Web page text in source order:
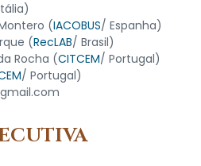
(IACOBUS/ Espanha)
(RecLAB/ Brasil)
Rocha (CITCEM/ Portugal)
/ Portugal)